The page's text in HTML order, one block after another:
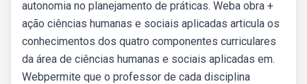
autonomia no planejamento de práticas. Weba obra +
ação ciências humanas e sociais aplicadas articula os
conhecimentos dos quatro componentes curriculares
da área de ciências humanas e sociais aplicadas em.
Webpermite que o professor de cada disciplina